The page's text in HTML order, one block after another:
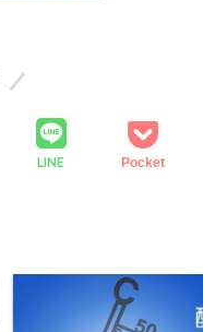
LINE Pocket